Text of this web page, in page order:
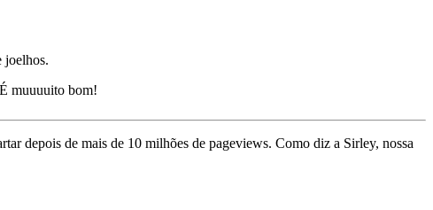
joelhos.
muuuuito bom!
depois de mais de 10 milhões de pageviews. Como diz a Sirley, nossa